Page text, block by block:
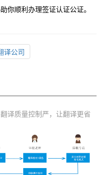
你顺利办理签证认证公证。
译公司
译质量控制严，让翻译更省